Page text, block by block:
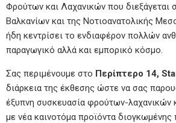
Φρούτων και Λαχανικών που διεξάγεται
Βαλκανίων και της Νοτιοανατολικής
ήδη κεντρίσει το ενδιαφέρον πολλών
παραγωγικό αλλά και εμπορικό κόσμο.
Σας περιμένουμε στο Περίπτερο 14,
διάρκεια της έκθεσης ώστε να σας
έξυπνη συσκευασία φρούτων-λαχανικών
με νέα καινοτόμα προϊόντα διογκωμένης